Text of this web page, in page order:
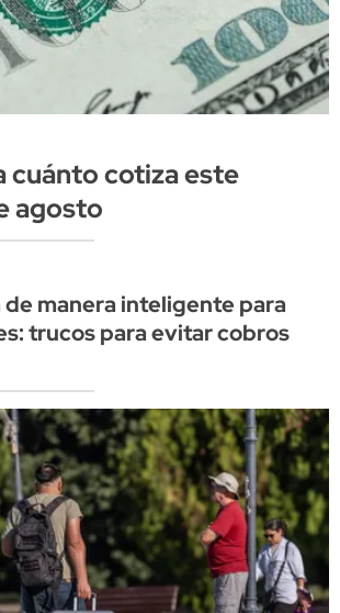
cuánto cotiza este
agosto
manera inteligente para
trucos para evitar cobros